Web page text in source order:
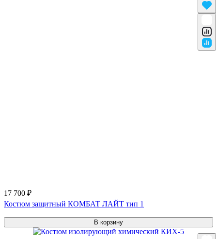
17 700 ₽
Костюм защитный КОМБАТ ЛАЙТ тип 1
В корзину